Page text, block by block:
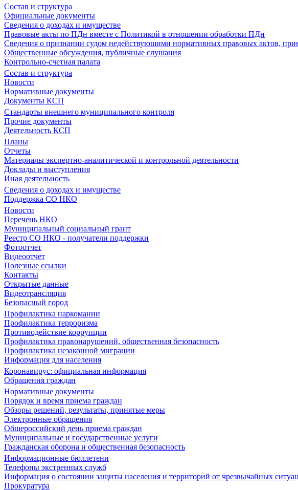
Состав и структура
Официальные документы
Сведения о доходах и имуществе
Правовые акты по ПДн вместе с Политикой в отношении обработки ПДн
Сведения о признании судом недействующими нормативных правовых актов,
Общественные обсуждения, публичные слушания
Контрольно-счетная палата
Состав и структура
Новости
Нормативные документы
Документы КСП
Стандарты внешнего муниципального контроля
Прочие документы
Деятельность КСП
Планы
Отчеты
Материалы экспертно-аналитической и контрольной деятельности
Доклады и выступления
Иная деятельность
Сведения о доходах и имуществе
Поддержка СО НКО
Новости
Перечень НКО
Муниципальный социальный грант
Реестр СО НКО - получатели поддержки
Фотоотчет
Видеоотчет
Полезные ссылки
Контакты
Открытые данные
Видеотрансляция
Безопасный город
Профилактика наркомании
Профилактика терроризма
Противодействие коррупции
Профилактика правонарушений, общественная безопасность
Профилактика незаконной миграции
Информация для населения
Коронавирус: официальная информация
Обращения граждан
Нормативные документы
Порядок и время приема граждан
Обзоры решений, результаты, принятые меры
Электронные обращения
Общероссийский день приема граждан
Муниципальные и государственные услуги
Гражданская оборона и общественная безопасность
Информационные бюллетени
Телефоны экстренных служб
Информация о состоянии защиты населения и территорий от чрезвычайных
Прокуратура